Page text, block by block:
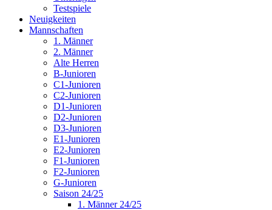
Testspiele
Neuigkeiten
Mannschaften
1. Männer
2. Männer
Alte Herren
B-Junioren
C1-Junioren
C2-Junioren
D1-Junioren
D2-Junioren
D3-Junioren
E1-Junioren
E2-Junioren
F1-Junioren
F2-Junioren
G-Junioren
Saison 24/25
1. Männer 24/25